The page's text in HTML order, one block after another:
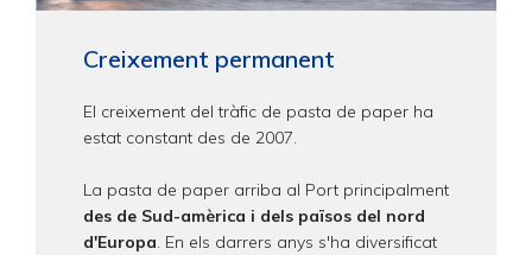
Creixement permanent
El creixement del tràfic de pasta de paper ha
estat constant des de 2007.
La pasta de paper arriba al Port principalment
des de Sud-amèrica i dels països del nord
d'Europa. En els darrers anys s'ha diversificat